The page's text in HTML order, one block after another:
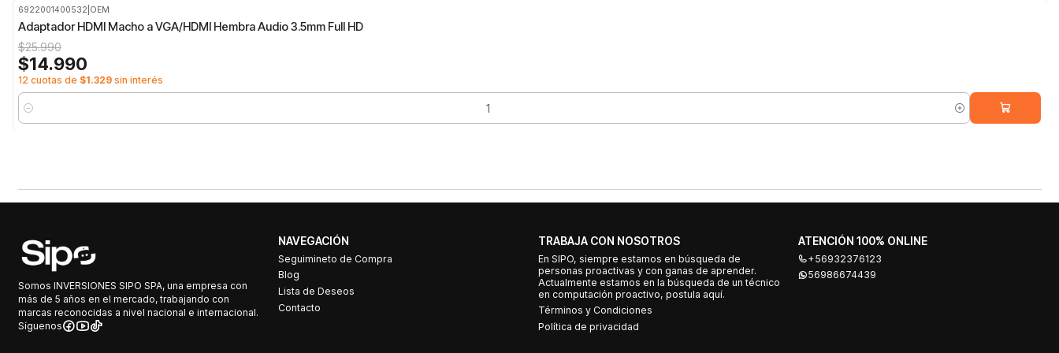
6922001400532 OEM
Adaptador HDMI Macho a VGA/HDMI Hembra Audio 3.5mm Full HD
$25.990
$14.990
12 cuotas de $1.329sin interés
Cantidad
Somos INVERSIONES SIPO SPA, una empresa con
más de 5 años en el mercado, trabajando con
marcas reconocidas a nivel nacional e internacional.
Síguenos
NAVEGACIÓN
Seguimineto de Compra
Blog
Lista de Deseos
Contacto
TRABAJA CON NOSOTROS
En SIPO, siempre estamos en búsqueda de
personas proactivas y con ganas de aprender.
Actualmente estamos en la búsqueda de un técnico
en computación proactivo, postula aquí.
Términos y Condiciones
Política de privacidad
ATENCIÓN 100% ONLINE
+56932376123
56986674439